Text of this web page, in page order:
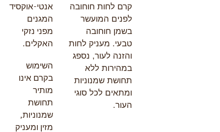
קרם לחות חוחובה
לפנים המועשר
בשמן חוחובה
טבעי. מעניק לחות
והזנה לעור, נספג
במהירות ללא
תחושת שמנוניות
ומתאים לכל סוגי
העור.
אנטי-
המגנים
מפני נזקי
האקלים.
השימוש
בקרם אינו
מותיר
תחושת
שמנוניות,
מזין ומעניק